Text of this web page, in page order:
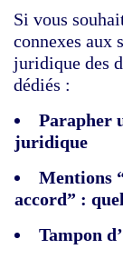
Si vous
connexes aux
juridique des
dédiés :
Parapher
juridique
Mentions
accord” :
Tampon